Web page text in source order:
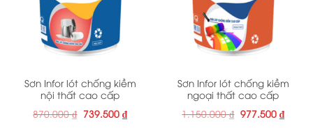
Sơn Infor lót chống kiềm
nội thất cao cấp
870.000₫ Giá
gốc
739.500 ₫Giá
hiện
Sơn Infor lót chống kiềm
ngoại thất cao cấp
1.150.000₫ Giá
gốc
977.500 ₫Giá
hiện